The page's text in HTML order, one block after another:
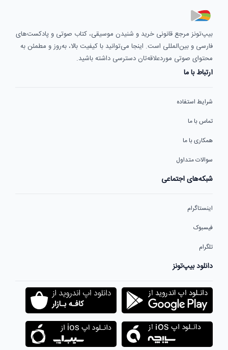
بیپ‌تونز مرجع قانونی خرید و شنیدن موسیقی، کتاب صوتی و پادکست‌های
فارسی و بین‌المللی است. اینجا می‌توانید با کیفیت بالا، به‌روز و مطمئن به
محتوای صوتی موردعلاقه‌تان دسترسی داشته باشید.
ارتباط با ما
شرایط استفاده
تماس با ما
همکاری با ما
سوالات متداول
شبکه‌های اجتماعی
اینستاگرام
فیسبوک
تلگرام
دانلود بیپ‌تونز